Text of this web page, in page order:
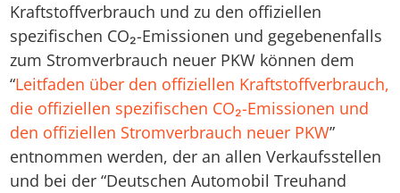
Kraftstoffverbrauch und zu den offiziellen
spezifischen CO₂-Emissionen und gegebenenfalls
zum Stromverbrauch neuer PKW können dem
“Leitfaden über den offiziellen Kraftstoffverbrauch,
die offiziellen spezifischen CO₂-Emissionen und
den offiziellen Stromverbrauch neuer PKW”
entnommen werden, der an allen Verkaufsstellen
und bei der “Deutschen Automobil Treuhand